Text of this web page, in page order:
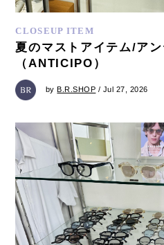
CLOSEUP ITEM
夏のマストアイテム/ア
（ANTICIPO）
byB.R.SHOP / Jul 27, 2026